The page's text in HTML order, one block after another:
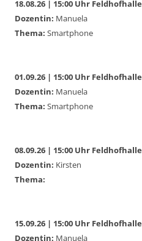
18.08.26 | 15:00 Uhr Feldhofhalle
Dozentin: Manuela
Thema: Smartphone
01.09.26 | 15:00 Uhr Feldhofhalle
Dozentin: Manuela
Thema: Smartphone
08.09.26 | 15:00 Uhr Feldhofhalle
Dozentin: Kirsten
Thema:
15.09.26 | 15:00 Uhr Feldhofhalle
Dozentin: Manuela